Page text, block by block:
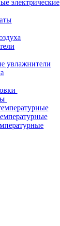
электрические
увлажнители